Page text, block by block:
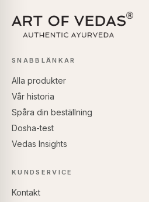
SNABBLÄNKAR
Alla produkter
Vår historia
Spåra din beställning
Dosha-test
Vedas Insights
KUNDSERVICE
Kontakt